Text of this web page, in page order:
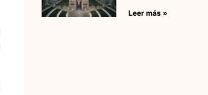
Leer más »